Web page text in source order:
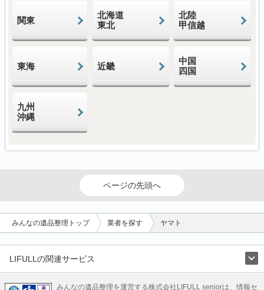
関東
北海道
東北
北陸
甲信越
東海 近畿
中国
四国
九州
沖縄
ページの先頭へ
みんなの遺品整理トップ 業者を探す ヤマト
LIFULLの関連サービス
みんなの遺品整理を運営する株式会社LIFULL seniorは、情報セ